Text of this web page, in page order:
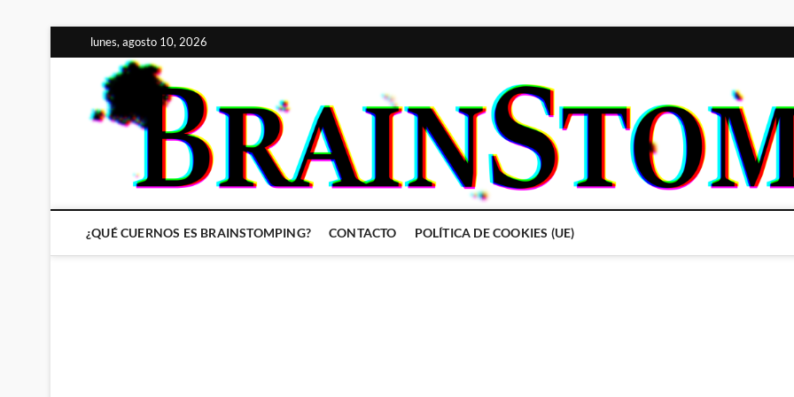
al
contenido
lunes, agosto 10, 2026
¿QUÉ CUERNOS ES BRAINSTOMPING? CONTACTO POLÍTICA DE COOKIES (UE)